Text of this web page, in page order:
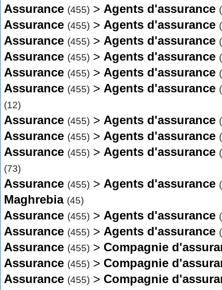
Assurance (455) > Agents d'assurance
Assurance (455) > Agents d'assurance
Assurance (455) > Agents d'assurance
Assurance (455) > Agents d'assurance
Assurance (455) > Agents d'assurance
Assurance (455) > Agents d'assurance
(12)
Assurance (455) > Agents d'assurance
Assurance (455) > Agents d'assurance
Assurance (455) > Agents d'assurance
(73)
Assurance (455) > Agents d'assurance
Maghrebia (45)
Assurance (455) > Agents d'assurance
Assurance (455) > Agents d'assurance
Assurance (455) > Compagnie
Assurance (455) > Compagnie
Assurance (455) > Compagnie